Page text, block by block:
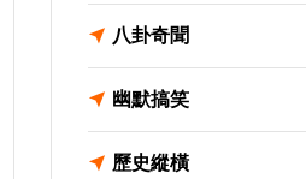
八卦奇聞
幽默搞笑
歷史縱橫